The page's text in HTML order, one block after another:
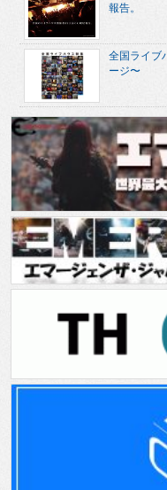
報告。
全国ライブ
ージ〜